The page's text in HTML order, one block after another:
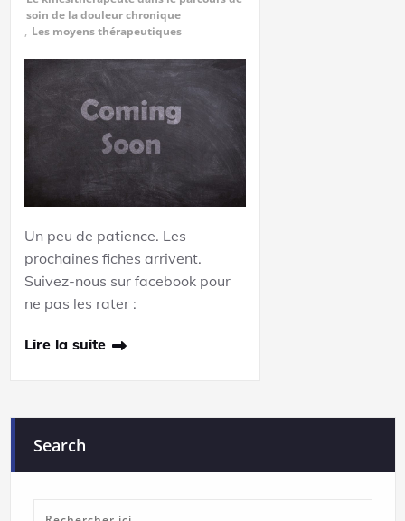
soin de la douleur chronique
, Les moyens thérapeutiques
Un peu de patience. Les
prochaines fiches arrivent.
Suivez-nous sur facebook pour
ne pas les rater :
Lire la suite
Search